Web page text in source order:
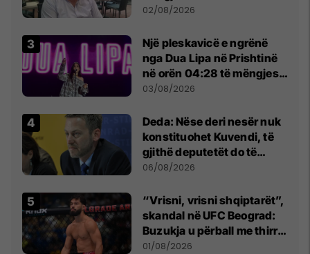
dikush e tradhtoi në
02/08/2026
Një pleskavicë e ngrënë
nga Dua Lipa në Prishtinë
në orën 04:28 të mëngjesit
- dhe bota digjitale serbe
03/08/2026
Deda: Nëse deri nesër nuk
konstituohet Kuvendi, të
gjithë deputetët do të
bëjnë shkelje të rëndë
06/08/2026
“Vrisni, vrisni shqiptarët”,
skandal në UFC Beograd:
Buzukja u përball me thirrje
anti-shqiptare nga
01/08/2026